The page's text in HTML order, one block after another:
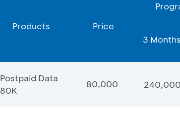
Products Price
3 Months
Postpaid Data
80K
80,000 240,000